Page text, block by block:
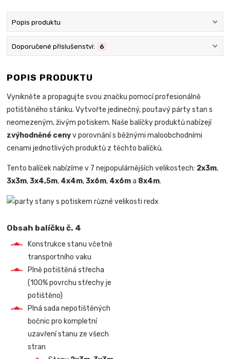
Popis produktu
Doporučené příslušenství: 6
POPIS PRODUKTU
Vynikněte a propagujte svou značku pomocí profesionálně
potištěného stánku. Vytvořte jedinečný, poutavý párty stan s
neomezeným, živým potiskem. Naše balíčky produktů nabízejí
zvýhodněné cenyv porovnání s běžnými maloobchodními
cenami jednotlivých produktů z těchto balíčků.
Tento balíček nabízíme v 7 nejpopulárnějších velikostech: 2x3m,
3x3m,3x4,5m, 4x4m,3x6m, 4x6ma 8x4m.
Obsah balíčku č. 4
Konstrukce stanu včetně
transportního vaku
Plně potištěná střecha
(100% povrchu střechy je
potištěno)
Plná sada nepotištěných
bočnic pro kompletní
uzavření stanu ze všech
stran